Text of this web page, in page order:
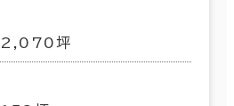
2,070坪